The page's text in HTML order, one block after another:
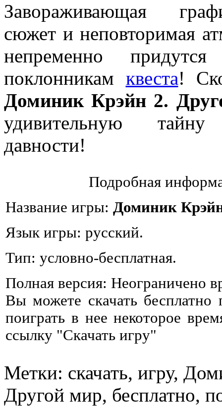
Завораживающая
сюжет и неповторимая
непременно
поклонникам квеста!
Доминик Крэйн 2.
удивительную тайну
давности!
Подробная
Название игры: Доминик
Язык игры: русский.
Тип: условно-бесплатная.
Полная версия: Неограничено
Вы можете скачать
поиграть в нее некоторое
ссылку "Скачать игру"
Метки: скачать, игру,
Другой мир, бесплатно,